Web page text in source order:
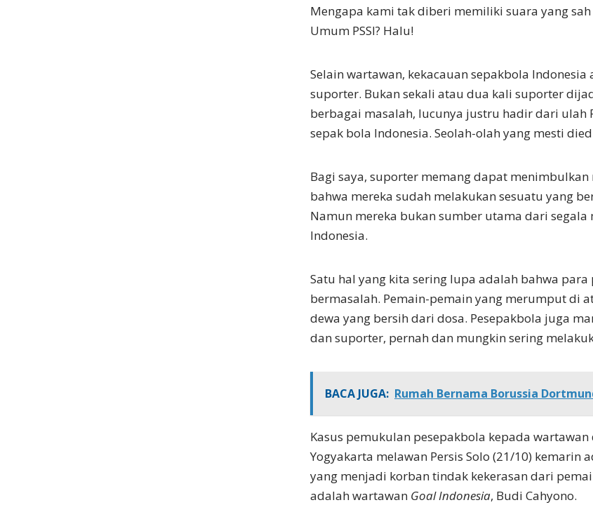
Mengapa kami tak diberi memiliki suara yang
Umum PSSI? Halu!
Selain wartawan, kekacauan sepakbola
suporter. Bukan sekali atau dua kali suporter
berbagai masalah, lucunya justru hadir dari ulah
sepak bola Indonesia. Seolah-olah yang mesti
Bagi saya, suporter memang dapat menimbulkan
bahwa mereka sudah melakukan sesuatu yang
Namun mereka bukan sumber utama dari
Indonesia.
Satu hal yang kita sering lupa adalah bahwa para
bermasalah. Pemain-pemain yang merumput di
dewa yang bersih dari dosa. Pesepakbola juga
dan suporter, pernah dan mungkin sering
BACA JUGA: Rumah Bernama Borussia
Kasus pemukulan pesepakbola kepada wartawan
Yogyakarta melawan Persis Solo (21/10) kemarin
yang menjadi korban tindak kekerasan dari
adalah wartawan Goal Indonesia, Budi Cahyono.